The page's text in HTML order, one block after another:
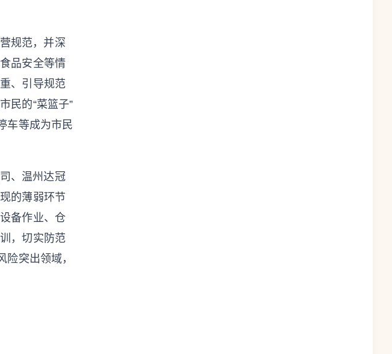
规范，并深
品安全等情
、引导规范
民的“菜篮子”
车等成为市民
、温州达冠
的薄弱环节
备作业、仓
，切实防范
突出领域，